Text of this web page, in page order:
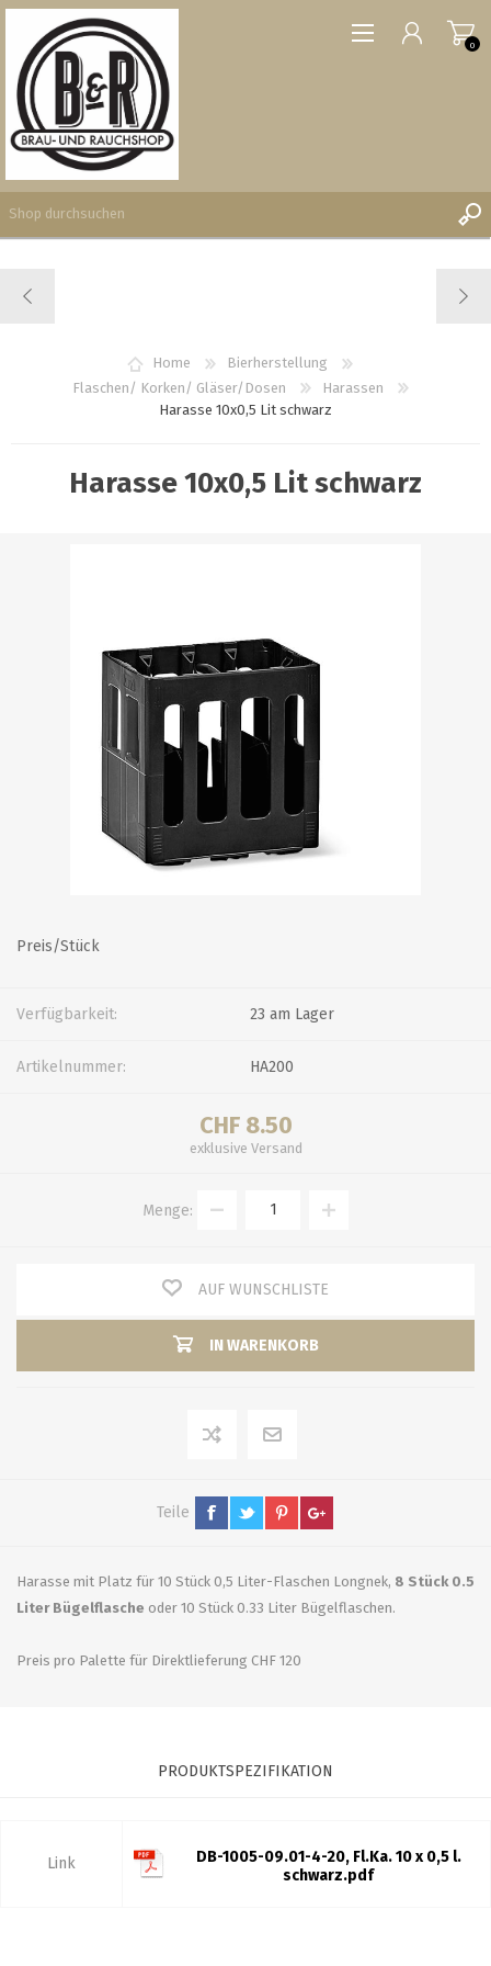
WUNSCHLISTE
0
0
Home
Bierherstellung
Flaschen/ Korken/ Gläser/Dosen
Harassen
Harasse 10x0,5 Lit schwarz
Harasse 10x0,5 Lit schwarz
Preis/Stück
Verfügbarkeit: 23 am Lager
Artikelnummer: HA200
CHF 8.50
exklusive Versand
Menge:
AUF WUNSCHLISTE
IN WARENKORB
Teile
Harasse mit Platz für 10 Stück 0,5 Liter-Flaschen Longnek, 8 Stück 0.5
Liter Bügelflasche oder 10 Stück 0.33 Liter Bügelflaschen.
Preis pro Palette für Direktlieferung CHF 120
PRODUKTSPEZIFIKATION
Link
DB-1005-09.01-4-20, Fl.Ka. 10 x 0,5 l.
schwarz.pdf